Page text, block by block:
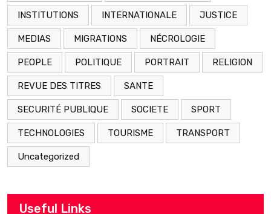
INSTITUTIONS INTERNATIONALE JUSTICE
MEDIAS MIGRATIONS NÉCROLOGIE
PEOPLE POLITIQUE PORTRAIT RELIGION
REVUE DES TITRES SANTE
SECURITÉ PUBLIQUE SOCIETE SPORT
TECHNOLOGIES TOURISME TRANSPORT
Uncategorized
Useful Links